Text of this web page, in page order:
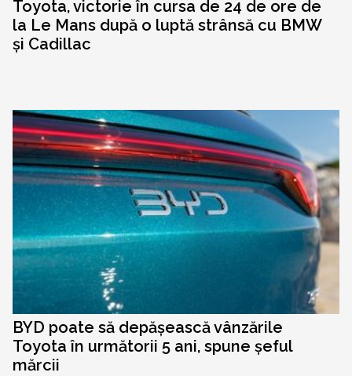
Toyota, victorie în cursa de 24 de ore de
la Le Mans după o luptă strânsă cu BMW
și Cadillac
BYD poate să depășească vânzările
Toyota în următorii 5 ani, spune șeful
mărcii